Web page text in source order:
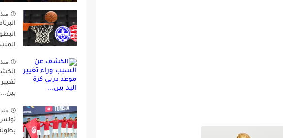
بين...
تونس